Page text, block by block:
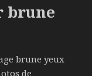
brune
brune yeux
de